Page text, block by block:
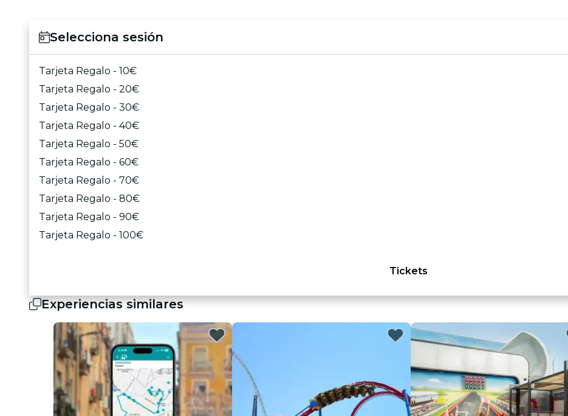
Selecciona sesión
Tarjeta Regalo - 10€
Tarjeta Regalo - 20€
Tarjeta Regalo - 30€
Tarjeta Regalo - 40€
Tarjeta Regalo - 50€
Tarjeta Regalo - 60€
Tarjeta Regalo - 70€
Tarjeta Regalo - 80€
Tarjeta Regalo - 90€
Tarjeta Regalo - 100€
Tickets
Experiencias similares